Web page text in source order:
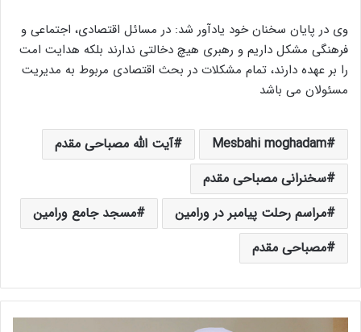
وی در پایان سخنان خود یادآور شد: در مسائل اقتصادی، اجتماعی و
فرهنگی مشکل داریم و رهبری هیچ دخالتی ندارند بلکه هدایت امت
را بر عهده دارند، تمام مشکلات در بحث اقتصادی مربوط به مدیریت
مسئولان می باشد
Mesbahi moghadam
آیت الله مصباحی مقدم
سخنرانی مصباحی مقدم
مراسم رحلت پیامبر در ورامین
مسجد جامع ورامین
مصباحی مقدم